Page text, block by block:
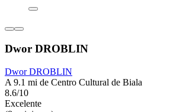
Dwor DROBLIN
Dwor DROBLIN
A 9.1 mi de Centro Cultural de Biala
8.6/10
Excelente